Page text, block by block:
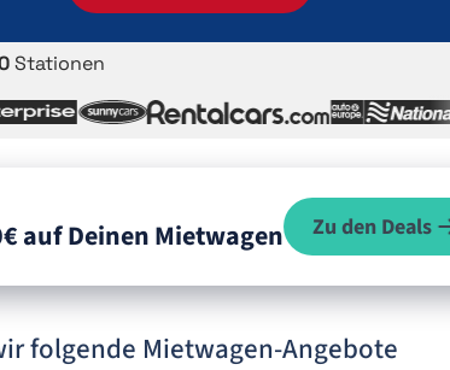
Stationen
auf Deinen Mietwagen Zu den Deals
folgende Mietwagen-Angebote